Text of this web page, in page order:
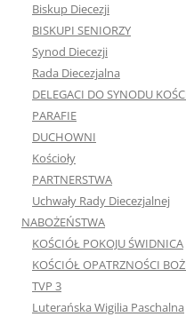
Biskup Diecezji
BISKUPI SENIORZY
Synod Diecezji
Rada Diecezjalna
DELEGACI DO SYNODU
PARAFIE
DUCHOWNI
Kościoły
PARTNERSTWA
Uchwały Rady Diecezjalnej
NABOŻEŃSTWA
KOŚCIÓŁ POKOJU ŚWIDNICA
KOŚCIÓŁ OPATRZNOŚCI
TVP 3
Luterańska Wigilia Paschalna